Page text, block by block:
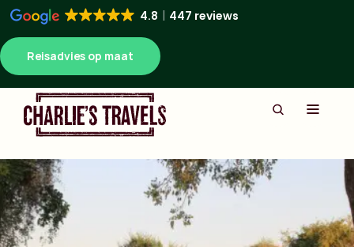
4.8 447 reviews
Reisadvies op maat